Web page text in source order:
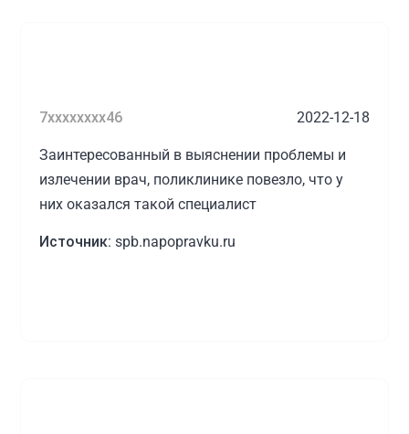
7xxxxxxxx46 2022-12-18
Заинтересованный в выяснении проблемы и
излечении врач, поликлинике повезло, что у
них оказался такой специалист
Источник: spb.napopravku.ru